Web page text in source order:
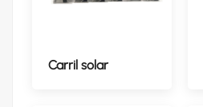
Carril solar